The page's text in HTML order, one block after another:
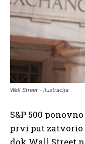
Wall Street - ilustracija
S&P 500
prvi put zatvorio